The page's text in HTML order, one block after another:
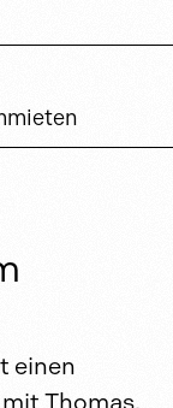
einen
Thomas.